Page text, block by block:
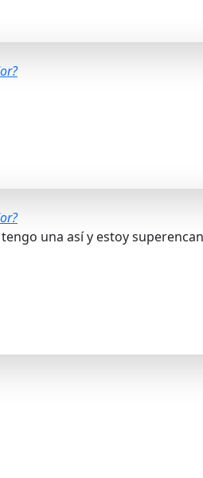
una así y estoy